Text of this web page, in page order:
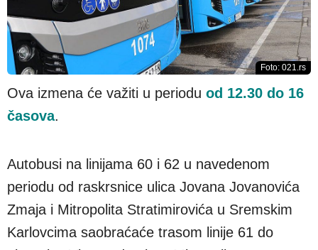
Foto: 021.rs
Ova izmena će važiti u periodu od 12.30 do 16
časova.
Autobusi na linijama 60 i 62 u navedenom
periodu od raskrsnice ulica Jovana Jovanovića
Zmaja i Mitropolita Stratimirovića u Sremskim
Karlovcima saobraćaće trasom linije 61 do